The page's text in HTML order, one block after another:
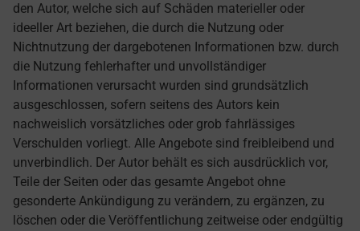
den Autor, welche sich auf Schäden materieller oder
ideeller Art beziehen, die durch die Nutzung oder
Nichtnutzung der dargebotenen Informationen bzw. durch
die Nutzung fehlerhafter und unvollständiger
Informationen verursacht wurden sind grundsätzlich
ausgeschlossen, sofern seitens des Autors kein
nachweislich vorsätzliches oder grob fahrlässiges
Verschulden vorliegt. Alle Angebote sind freibleibend und
unverbindlich. Der Autor behält es sich ausdrücklich vor,
Teile der Seiten oder das gesamte Angebot ohne
gesonderte Ankündigung zu verändern, zu ergänzen, zu
löschen oder die Veröffentlichung zeitweise oder endgültig